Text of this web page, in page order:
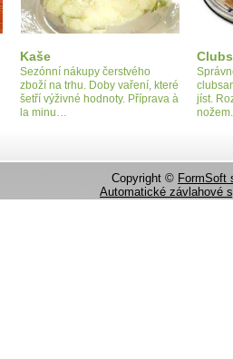
Kaše
Sezónní nákupy čerstvého
zboží na trhu. Doby vaření, které
šetří výživné hodnoty. Příprava à
la minu…
jíst.
Copyright © FormSoft
Automatické závlahové